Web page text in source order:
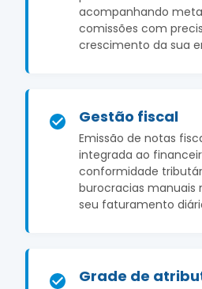
acompanhando
comissões com
crescimento da sua
Gestão fiscal
Emissão de notas
integrada ao
conformidade
burocracias
seu faturamento
Grade de